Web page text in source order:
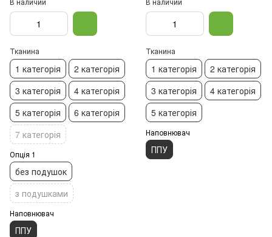
Тканина
1 категорія
2 категорія
3 категорія
4 категорія
5 категорія
6 категорія
7 категорія
Опція 1
без подушок
з подушками
Наповнювач
ППУ
Тканина
1 категорія
2 категорія
3 категорія
4 категорія
5 категорія
Наповнювач
ППУ